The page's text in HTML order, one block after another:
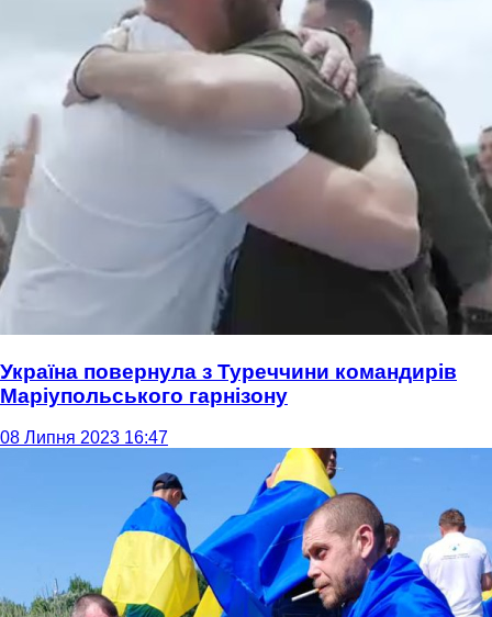
Україна повернула з Туреччини командирів
Маріупольського гарнізону
08 Липня 2023 16:47